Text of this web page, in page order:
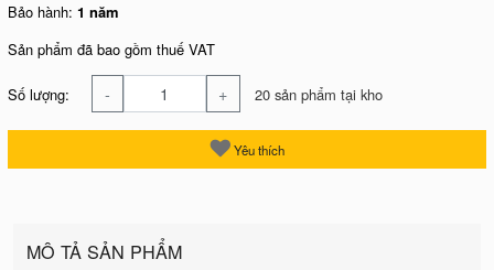
Bảo hành:1 năm
Sản phẩm đã bao gồm thuế VAT
Số lượng: - + 20 sản phẩm tại kho
Yêu thích
MÔ TẢ SẢN PHẨM